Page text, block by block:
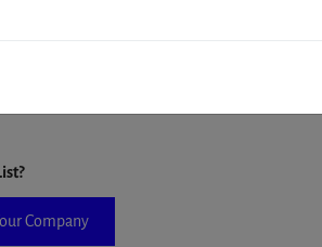
the form. If you don't find your company in
Company